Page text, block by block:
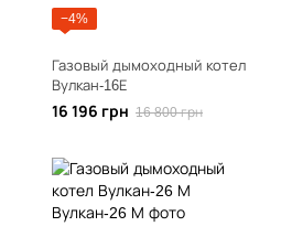
−4%
Газовый дымоходный котел
Вулкан-16Е
16 196 грн 16 800 грн